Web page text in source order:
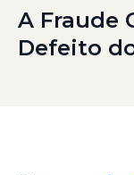
A Fraude
Defeito